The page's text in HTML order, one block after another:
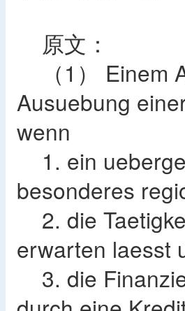
原文：
（1） Einem
Ausuebung
wenn
1. ein
besonderes
2. die
erwarten laesst
3. die